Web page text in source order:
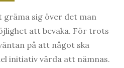
sig över det man
att bevaka. För trots
på att något ska
initiativ värda att nämnas.